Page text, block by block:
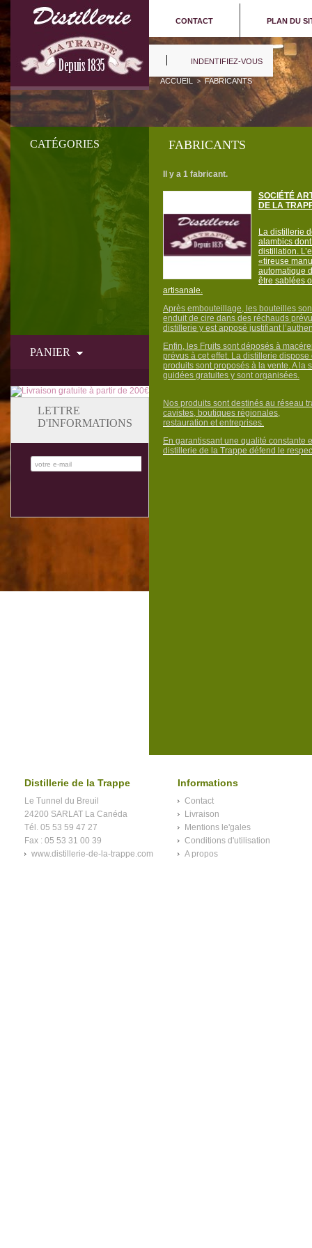
INDENTIFIEZ-VOUS
CONTACT PLAN DU
CATÉGORIES
PANIER
LETTRE
D'INFORMATIONS
ACCUEIL > FABRICANTS
FABRICANTS
Il y a 1 fabricant.
SOCIÉTÉ
DE LA
La distillerie
alambics
distillation.
«tireuse
automatique
être sablées
artisanale.
Après embouteillage, les bouteilles
enduit de cire dans des réchauds
distillerie y est apposé justifiant
Enfin, les Fruits sont déposés à
prévus à cet effet. La distillerie
produits sont proposés à la vente. A la
guidées gratuites y sont organisées.
Nos produits sont destinés au réseau
cavistes, boutiques régionales,
restauration et entreprises.
En garantissant une qualité constante
distillerie de la Trappe défend le
Distillerie de la Trappe
Le Tunnel du Breuil
24200 SARLAT La Canéda
Tél. 05 53 59 47 27
Fax : 05 53 31 00 39
www.distillerie-de-la-trappe.com
Informations
Contact
Livraison
Mentions le'gales
Conditions d'utilisation
A propos